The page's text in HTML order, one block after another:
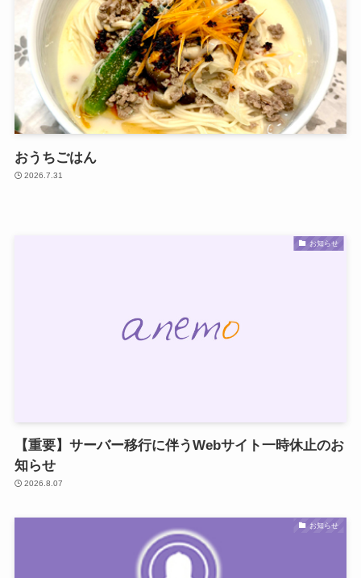
おうちごはん
2026.7.31
お知らせ
【重要】サーバー移行に伴うWebサイト一時休止のお
知らせ
2026.8.07
お知らせ